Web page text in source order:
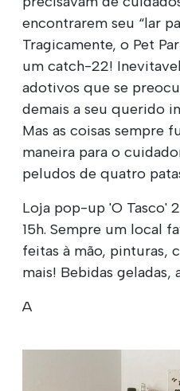
encontrarem seu “lar
Tragicamente, o Pet
um catch-22!
adotivos que se
demais a seu querido
Mas as coisas sempre
maneira para o
peludos de quatro
Loja pop-up 'O Tasco'
15h. Sempre um local
feitas à mão, pinturas,
mais! Bebidas geladas,
A